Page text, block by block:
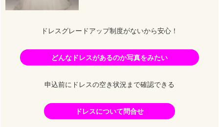
ドレスグレードアップ制度がないから安心！
どんなドレスがあるのか写真をみたい
申込前にドレスの空き状況まで確認できる
ドレスについて問合せ